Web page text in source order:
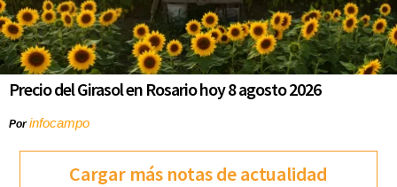
Precio del Girasol en Rosario hoy 8 agosto 2026
Porinfocampo
Cargar más notas de actualidad